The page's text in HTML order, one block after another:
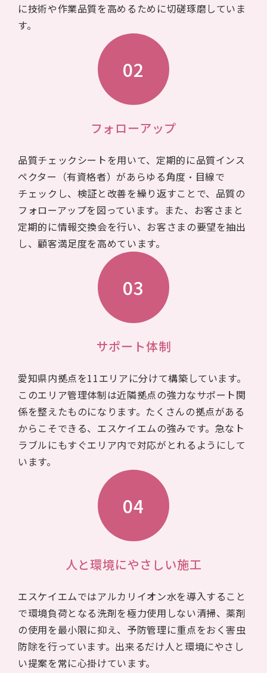
に技術や作業品質を高めるために切磋琢磨していま
す。
02
フォローアップ
品質チェックシートを用いて、定期的に品質インス
ペクター（有資格者）があらゆる角度・目線で
チェックし、検証と改善を繰り返すことで、品質の
フォローアップを図っています。また、お客さまと
定期的に情報交換会を行い、お客さまの要望を抽出
し、顧客満足度を高めています。
03
サポート体制
愛知県内拠点を11エリアに分けて構築しています。
このエリア管理体制は近隣拠点の強力なサポート関
係を整えたものになります。たくさんの拠点がある
からこそできる、エスケイエムの強みです。急なト
ラブルにもすぐエリア内で対応がとれるようにして
います。
04
人と環境にやさしい施工
エスケイエムではアルカリイオン水を導入すること
で環境負荷となる洗剤を極力使用しない清掃、薬剤
の使用を最小限に抑え、予防管理に重点をおく害虫
防除を行っています。出来るだけ人と環境にやさし
い提案を常に心掛けています。